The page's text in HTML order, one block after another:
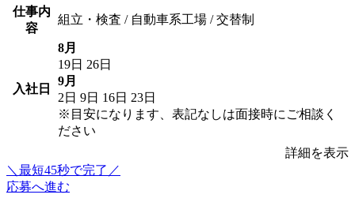
仕事内
容
組立・検査 / 自動車系工場 / 交替制
入社日
8月
19日 26日
9月
2日 9日 16日 23日
※目安になります、表記なしは面接時にご相談く
ださい
詳細を表示
＼最短45秒で完了／
応募へ進む